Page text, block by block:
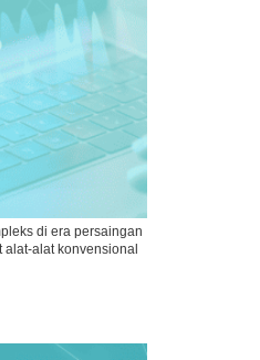
di era persaingan
alat konvensional